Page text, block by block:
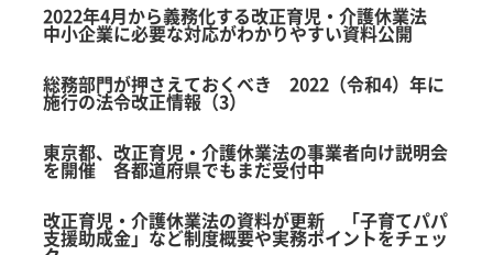
2022年4月から義務化する改正育児・介護休業法
中小企業に必要な対応がわかりやすい資料公開
総務部門が押さえておくべき 2022（令和4）年に
施行の法令改正情報（3）
東京都、改正育児・介護休業法の事業者向け説明会
を開催 各都道府県でもまだ受付中
改正育児・介護休業法の資料が更新 「子育てパパ
支援助成金」など制度概要や実務ポイントをチェッ